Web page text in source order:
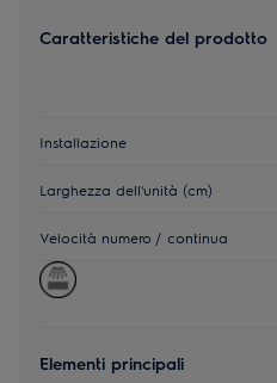
Caratteristiche del prodotto
Installazione
Larghezza dell'unità (cm)
Velocità numero / continua
Elementi principali